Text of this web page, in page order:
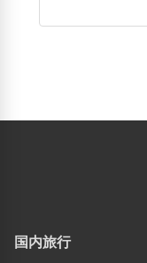
国内旅行